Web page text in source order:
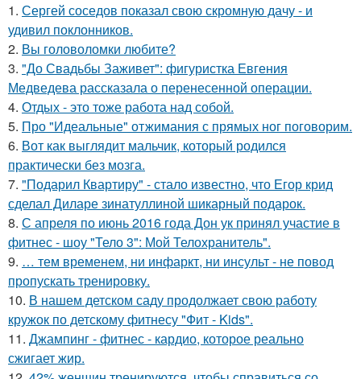
1. Сергей соседов показал свою скромную дачу - и
удивил поклонников.
2. Вы головоломки любите?
3. "До Свадьбы Заживет": фигуристка Евгения
Медведева рассказала о перенесенной операции.
4. Отдых - это тоже работа над собой.
5. Про "Идеальные" отжимания с прямых ног поговорим.
6. Вот как выглядит мальчик, который родился
практически без мозга.
7. "Подарил Квартиру" - стало известно, что Егор крид
сделал Диларе зинатуллиной шикарный подарок.
8. С апреля по июнь 2016 года Дон ук принял участие в
фитнес - шоу "Тело 3": Мой Телохранитель".
9. … тем временем, ни инфаркт, ни инсульт - не повод
пропускать тренировку.
10. В нашем детском саду продолжает свою работу
кружок по детскому фитнесу "Фит - Kids".
11. Джампинг - фитнес - кардио, которое реально
сжигает жир.